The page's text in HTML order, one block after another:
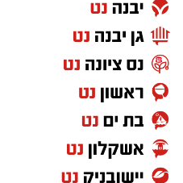
אתה חי, מגדל את ילדיך
אבל מעבר לשאלת
עצמי איזה מסר אנחנו
לציבור הישראלי ולעולם
מה הם רואים?
עם שמפוצל למחנות.